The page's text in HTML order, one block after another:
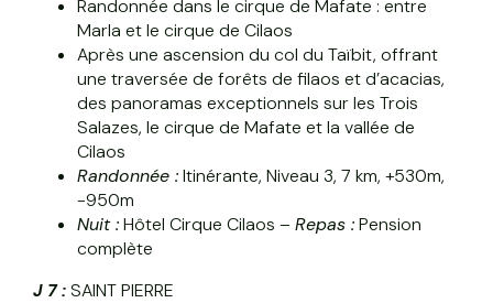
Randonnée dans le cirque de Mafate : entre
Marla et le cirque de Cilaos
Après une ascension du col du Taïbit, offrant
une traversée de forêts de filaos et d’acacias,
des panoramas exceptionnels sur les Trois
Salazes, le cirque de Mafate et la vallée de
Cilaos
Randonnée :Itinérante, Niveau 3, 7 km, +530m,
-950m
Nuit :Hôtel Cirque Cilaos –Repas :Pension
complète
J 7 :SAINT PIERRE